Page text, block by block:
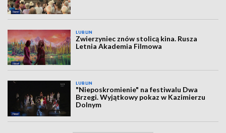
LUBLIN
Zwierzyniec znów stolicą kina. Rusza
Letnia Akademia Filmowa
LUBLIN
"Nieposkromienie" na festiwalu Dwa
Brzegi. Wyjątkowy pokaz w Kazimierzu
Dolnym